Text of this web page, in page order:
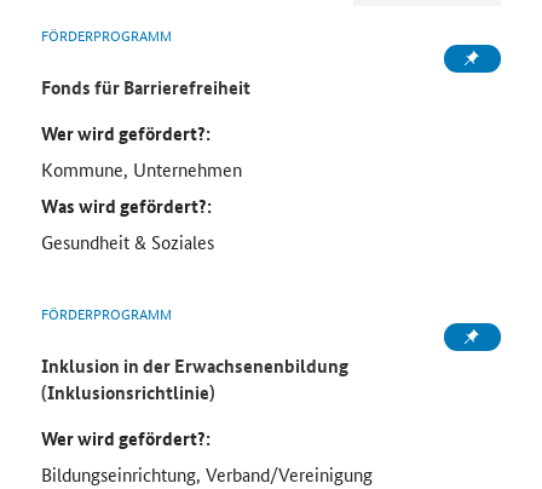
FÖRDERPROGRAMM
Fonds für Barrierefreiheit
Wer wird gefördert?:
Kommune, Unternehmen
Was wird gefördert?:
Gesundheit & Soziales
FÖRDERPROGRAMM
Inklusion in der Erwachsenenbildung
(Inklusionsrichtlinie)
Wer wird gefördert?:
Bildungseinrichtung, Verband/Vereinigung